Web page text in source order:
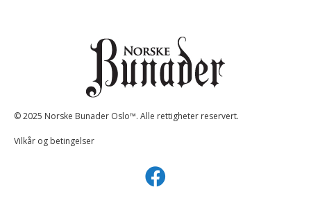
© 2025 Norske Bunader Oslo™. Alle rettigheter reservert.
Vilkår og betingelser